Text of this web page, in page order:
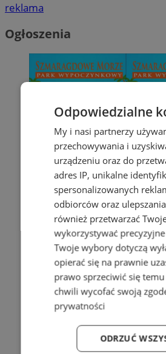
reklama
Ogłoszenia
Odpowiedzialne
My i nasi partnerzy
przechowywania i
urządzeniu oraz do
adres IP, unikalne
spersonalizowanych
odbiorców oraz ulepszania
również przetwarzać
wykorzystywać
Twoje wybory dotyczą
opierać się na prawnie
prawo sprzeciwić się
chwili wycofać swoją
prywatności
ODRZUĆ